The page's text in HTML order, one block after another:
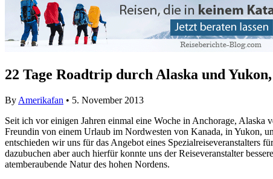
22 Tage Roadtrip durch Alaska und
By Amerikafan • 5. November 2013
Seit ich vor einigen Jahren einmal eine Woche in Anchorage, Alaska
Freundin von einem Urlaub im Nordwesten von Kanada, in Yukon,
entschieden wir uns für das Angebot eines Spezialreiseveranstalters
dazubuchen aber auch hierfür konnte uns der Reiseveranstalter
atemberaubende Natur des hohen Nordens.